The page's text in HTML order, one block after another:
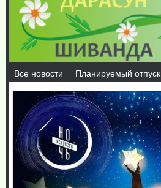
Все новости Планируемый отпуск